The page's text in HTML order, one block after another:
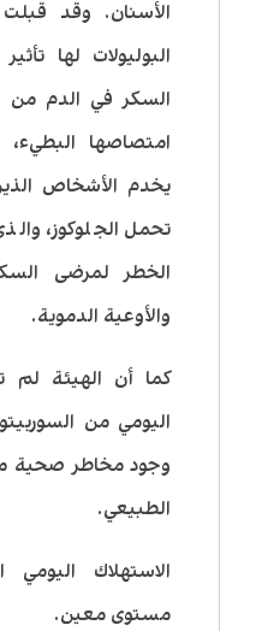
الأسنان. وقد قبلت
البوليولات لها
السكر في الدم من
امتصاصها
يخدم الأشخاص
تحمل الجلوكوز،
الخطر لمرضى
والأوعية الدموية.
كما أن الهيئة لم
اليومي من
وجود مخاطر صحية
الطبيعي.
الاستهلاك
مستوى معين.